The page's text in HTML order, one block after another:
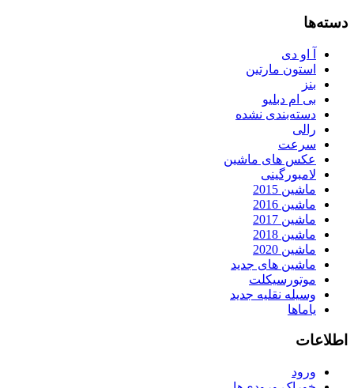
دسته‌ها
آ او دی
استون مارتین
بنز
بی ام دبلیو
دسته‌بندی نشده
رالی
سرعت
عکس های ماشین
لامبورگینی
ماشین 2015
ماشین 2016
ماشین 2017
ماشین 2018
ماشین 2020
ماشین های جدید
موتورسیکلت
وسیله نقلیه جدید
یاماها
اطلاعات
ورود